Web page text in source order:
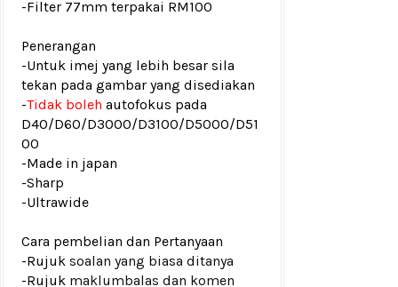
-Filter 77mm terpakai RM100
Penerangan
-Untuk imej yang lebih besar sila
tekan pada gambar yang disediakan
-Tidak boleh autofokus pada
D40/D60/D3000/D3100/D5000/D51
00
-Made in japan
-Sharp
-Ultrawide
Cara pembelian dan Pertanyaan
-Rujuk soalan yang biasa ditanya
-Rujuk maklumbalas dan komen